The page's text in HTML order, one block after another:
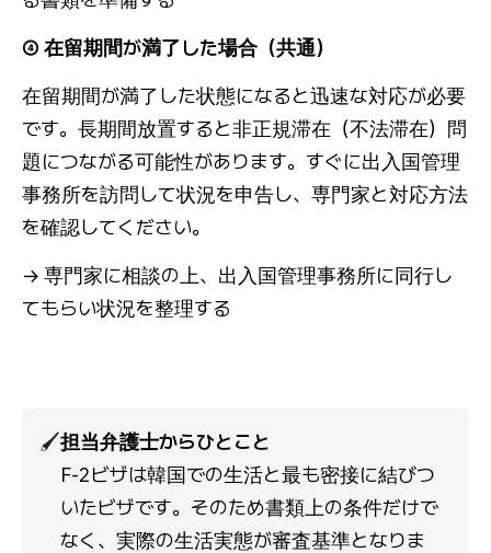
④ 在留期間が満了した場合（共通）
在留期間が満了した状態になると迅速な対応が必要
です。長期間放置すると非正規滞在（不法滞在）問
題につながる可能性があります。すぐに出入国管理
事務所を訪問して状況を申告し、専門家と対応方法
を確認してください。
→ 専門家に相談の上、出入国管理事務所に同行し
てもらい状況を整理する
🖌️担当弁護士からひとこと
F-2ビザは韓国での生活と最も密接に結びつ
いたビザです。そのため書類上の条件だけで
なく、実際の生活実態が審査基準となりま